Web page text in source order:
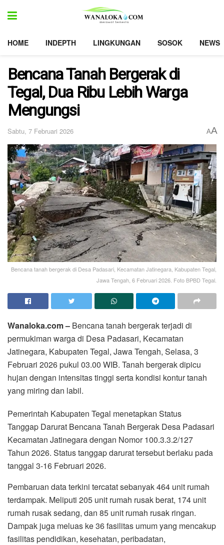
HOME INDEPTH LINGKUNGAN SOSOK NEWS
Bencana Tanah Bergerak di
Tegal, Dua Ribu Lebih Warga
Mengungsi
Sabtu, 7 Februari 2026 AA
Bencana tanah bergerak di Desa Padasari, Kecamatan Jatinegara, Kabupaten Tegal,
Jawa Tengah, 6 Februari 2026. Foto BPBD Tegal.
Wanaloka.com – Bencana tanah bergerak terjadi di
permukiman warga di Desa Padasari, Kecamatan
Jatinegara, Kabupaten Tegal, Jawa Tengah, Selasa, 3
Februari 2026 pukul 03.00 WIB. Tanah bergerak dipicu
hujan dengan intensitas tinggi serta kondisi kontur tanah
yang miring dan labil.
Pemerintah Kabupaten Tegal menetapkan Status
Tanggap Darurat Bencana Tanah Bergerak Desa Padasari
Kecamatan Jatinegara dengan Nomor 100.3.3.2/127
Tahun 2026. Status tanggap darurat tersebut berlaku pada
tanggal 3-16 Februari 2026.
Pembaruan data terkini tercatat sebanyak 464 unit rumah
terdampak. Meliputi 205 unit rumah rusak berat, 174 unit
rumah rusak sedang, dan 85 unit rumah rusak ringan.
Dampak juga meluas ke 36 fasilitas umum yang mencakup
fasilitas pendidikan, kesehatan, peribadatan,